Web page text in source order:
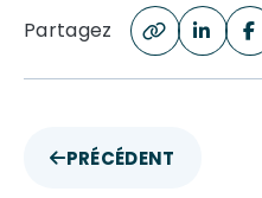
Partagez
PRÉCÉDENT